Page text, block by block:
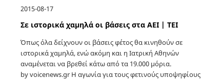
2015-08-17
Σε ιστορικά χαμηλά οι βάσεις στα ΑΕΙ | ΤΕΙ
Όπως όλα δείχνουν οι βάσεις φέτος θα κινηθούν σε
ιστορικά χαμηλά, ενώ ακόμη και η Ιατρική Αθηνών
αναμένεται να βρεθεί κάτω από τα 19.000 μόρια.
by voicenews.gr Η αγωνία για τους φετινούς υποψηφίους